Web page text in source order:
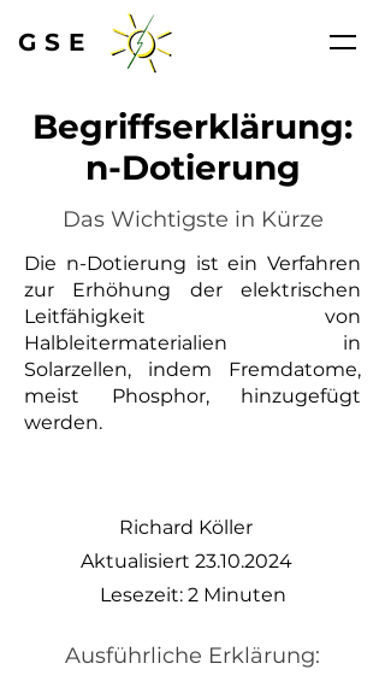
GSE
Begriffserklärung:
n-Dotierung
Das Wichtigste in Kürze
Die n-Dotierung ist ein Verfahren
zur Erhöhung der elektrischen
Leitfähigkeit von
Halbleitermaterialien in
Solarzellen, indem Fremdatome,
meist Phosphor, hinzugefügt
werden.
Richard Köller
Aktualisiert 23.10.2024
Lesezeit: 2 Minuten
Ausführliche Erklärung: